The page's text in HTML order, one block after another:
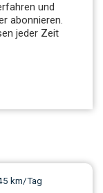
und
abonnieren.
jeder Zeit
km/Tag